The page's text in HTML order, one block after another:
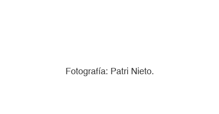
Fotografía: Patri Nieto.